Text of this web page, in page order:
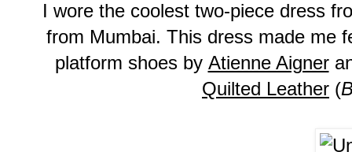
I wore the coolest two-piece dress
from Mumbai. This dress made me
platform shoes by Atienne Aigner
Quilted Leather (